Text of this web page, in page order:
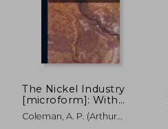
The Nickel Industry
[microform]: With
Special Reference to
the Sudbury Region,
Coleman, A. P. (Arthur